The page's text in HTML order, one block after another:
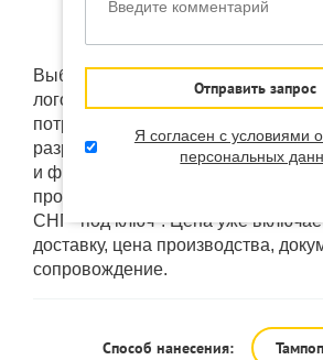
Выбранный товар "Наушники
логотипом" мы можем изменить
потребности: брендировать,
разработать "под ключ".
и фирменные коробки напрямую у
производителей. А так же
СНГ "под ключ". Цена уже
доставку, цена производства,
сопровождение.
Способ нанесения:
Отправить запрос
Я согласен с условиями
персональных